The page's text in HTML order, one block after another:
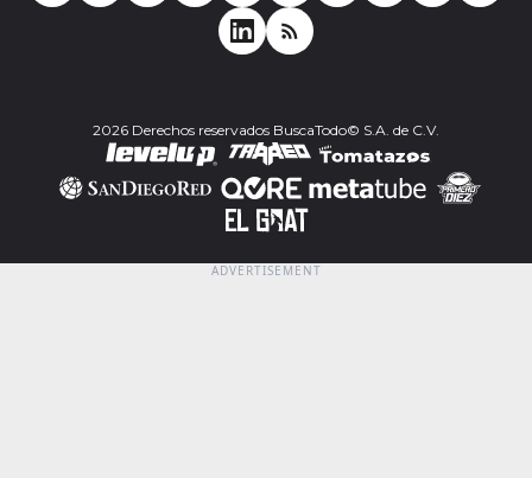
2026 Derechos reservados BuscaTodo© S.A. de C.V.